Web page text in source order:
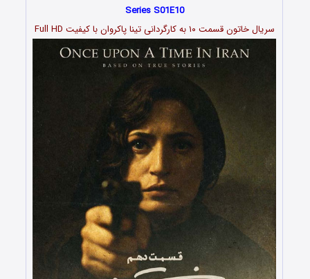
Series S01E10
سریال خاتون قسمت ۱۰ به کارگردانی تینا پاکروان با کیفیت Full HD